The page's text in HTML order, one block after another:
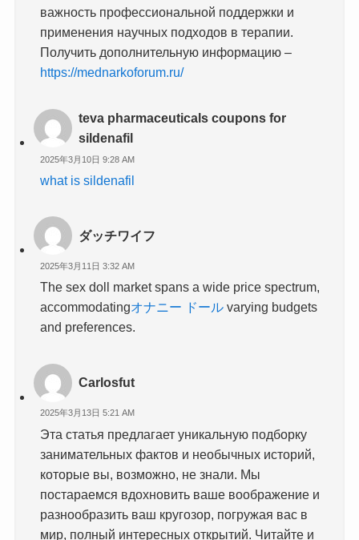
важность профессиональной поддержки и
применения научных подходов в терапии.
Получить дополнительную информацию –
https://mednarkoforum.ru/
teva pharmaceuticals coupons for
sildenafil
2025年3月10日 9:28 AM
what is sildenafil
ダッチワイフ
2025年3月11日 3:32 AM
The sex doll market spans a wide price spectrum,
accommodatingオナニー ドール varying budgets
and preferences.
Carlosfut
2025年3月13日 5:21 AM
Эта статья предлагает уникальную подборку
занимательных фактов и необычных историй,
которые вы, возможно, не знали. Мы
постараемся вдохновить ваше воображение и
разнообразить ваш кругозор, погружая вас в
мир, полный интересных открытий. Читайте и